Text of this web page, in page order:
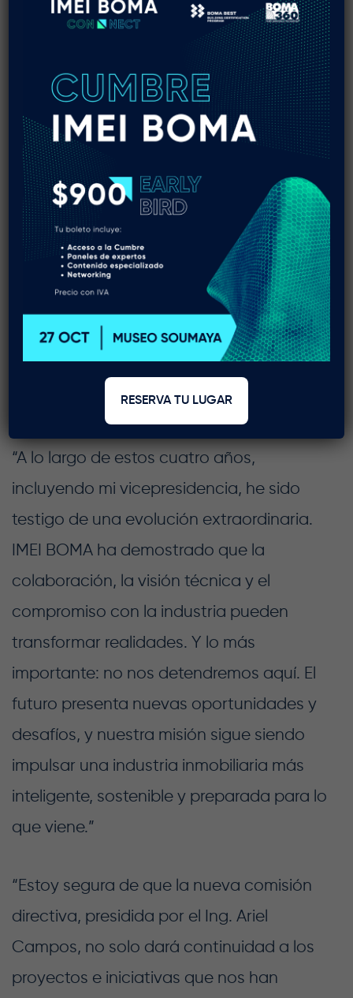
Ing. Alicia Bandala Pimentel
Presidente IMEI BOMA 2024 - 2025
“A lo largo de estos cuatro años,
incluyendo mi vicepresidencia, he sido
testigo de una evolución extraordinaria.
IMEI BOMA ha demostrado que la
colaboración, la visión técnica y el
compromiso con la industria pueden
transformar realidades. Y lo más
importante: no nos detendremos aquí. El
futuro presenta nuevas oportunidades y
desafíos, y nuestra misión sigue siendo
impulsar una industria inmobiliaria más
inteligente, sostenible y preparada para lo
que viene.”
“Estoy segura de que la nueva comisión
directiva, presidida por el Ing. Ariel
Campos, no solo dará continuidad a los
proyectos e iniciativas que nos han
RESERVA TU LUGAR